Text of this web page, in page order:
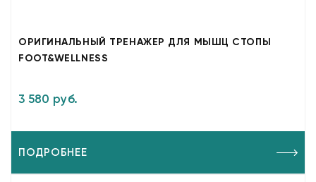
ОРИГИНАЛЬНЫЙ ТРЕНАЖЕР ДЛЯ МЫШЦ СТОПЫ
FOOT&WELLNESS
3 580 руб.
ПОДРОБНЕЕ